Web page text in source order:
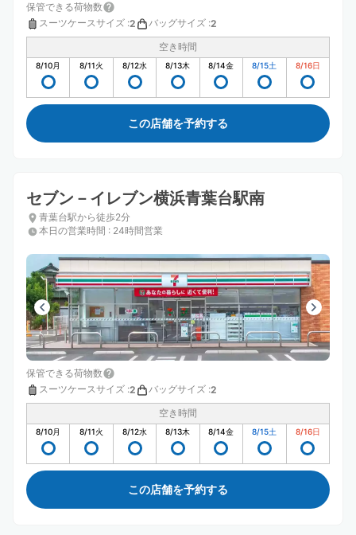
保管できる荷物数
スーツケースサイズ :2 バッグサイズ :2
空き時間
8/10月 8/11火 8/12水 8/13木 8/14金 8/15土 8/16日
この店舗を予約する
セブン－イレブン横浜青葉台駅南
青葉台駅から徒歩2分
本日の営業時間 : 24時間営業
保管できる荷物数
スーツケースサイズ :2 バッグサイズ :2
空き時間
8/10月 8/11火 8/12水 8/13木 8/14金 8/15土 8/16日
この店舗を予約する